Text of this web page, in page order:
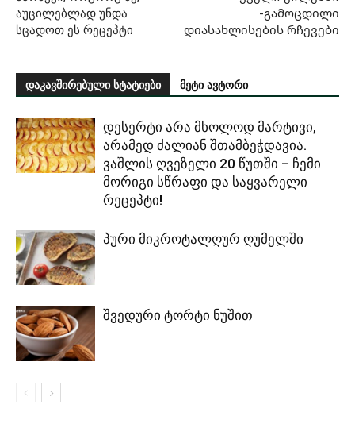
აუცილებლად უნდა
სცადოთ ეს რეცეპტი
-გამოცდილი
დიასახლისების რჩევები
დაკავშირებული სტატიები მეტი ავტორი
დესერტი არა მხოლოდ მარტივი,
არამედ ძალიან შთამბეჭდავია.
ვაშლის ღვეზელი 20 წუთში – ჩემი
მორიგი სწრაფი და საყვარელი
რეცეპტი!
პური მიკროტალღურ ღუმელში
შვედური ტორტი ნუშით